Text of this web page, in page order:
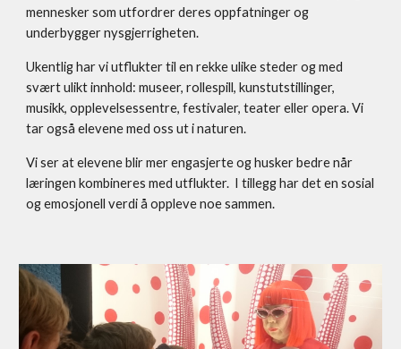
mennesker som utfordrer deres oppfatninger og
underbygger nysgjerrigheten.
Ukentlig har vi utflukter til en rekke ulike steder og med
svært ulikt innhold: museer, rollespill, kunstutstillinger,
musikk, opplevelsessentre, festivaler, teater eller opera. Vi
tar også elevene med oss ut i naturen.
Vi ser at elevene blir mer engasjerte og husker bedre når
læringen kombineres med utflukter. I tillegg har det en sosial
og emosjonell verdi åoppleve noe sammen.